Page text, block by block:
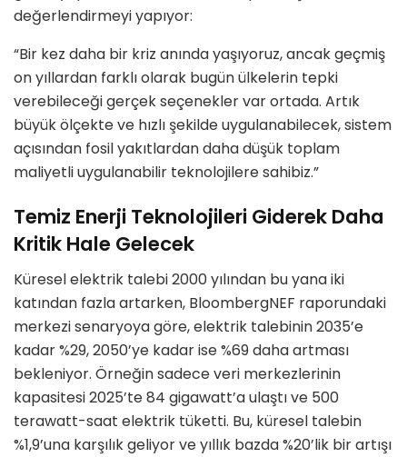
değerlendirmeyi yapıyor:
“Bir kez daha bir kriz anında yaşıyoruz, ancak geçmiş
on yıllardan farklı olarak bugün ülkelerin tepki
verebileceği gerçek seçenekler var ortada. Artık
büyük ölçekte ve hızlı şekilde uygulanabilecek, sistem
açısından fosil yakıtlardan daha düşük toplam
maliyetli uygulanabilir teknolojilere sahibiz.”
Temiz Enerji Teknolojileri Giderek Daha
Kritik Hale Gelecek
Küresel elektrik talebi 2000 yılından bu yana iki
katından fazla artarken, BloombergNEF raporundaki
merkezi senaryoya göre, elektrik talebinin 2035’e
kadar %29, 2050’ye kadar ise %69 daha artması
bekleniyor. Örneğin sadece veri merkezlerinin
kapasitesi 2025’te 84 gigawatt’a ulaştı ve 500
terawatt-saat elektrik tüketti. Bu, küresel talebin
%1,9’una karşılık geliyor ve yıllık bazda %20’lik bir artışı